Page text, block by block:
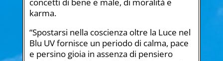
karma.
“Spostarsi nella coscienza oltre la Luce nel
Blu UV fornisce un periodo di calma, pace
e persino gioia in assenza di pensiero